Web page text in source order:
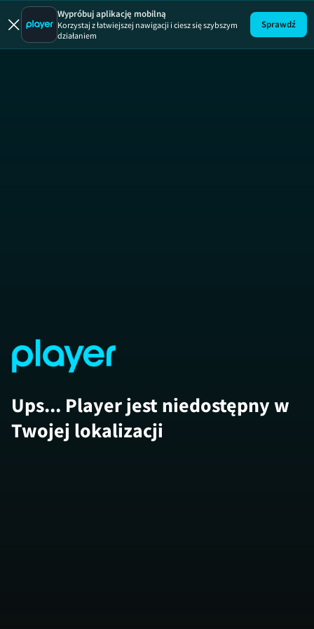
Druga szansa
Wypróbuj aplikację mobilną
Korzystaj z łatwiejszej nawigacji i ciesz się szybszym
działaniem
Sprawdź
Ups... Player jest niedostępny w
Twojej lokalizacji